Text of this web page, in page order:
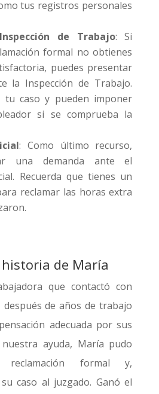
tus registros personales
de Trabajo: Si
formal no obtienes
puedes presentar
la Inspección de Trabajo.
tu caso y pueden imponer
si se comprueba la
: Como último recurso,
una demanda ante el
Recuerda que tienes un
reclamar las horas extra
de María
que contactó con
de años de trabajo
adecuada por sus
ayuda, María pudo
reclamación formal y,
caso al juzgado. Ganó el